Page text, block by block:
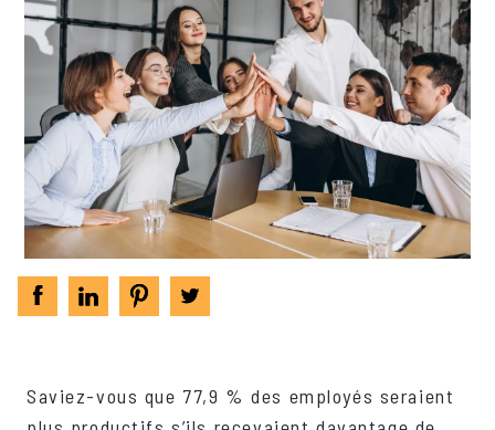
Saviez-vous que 77,9 % des employés seraient